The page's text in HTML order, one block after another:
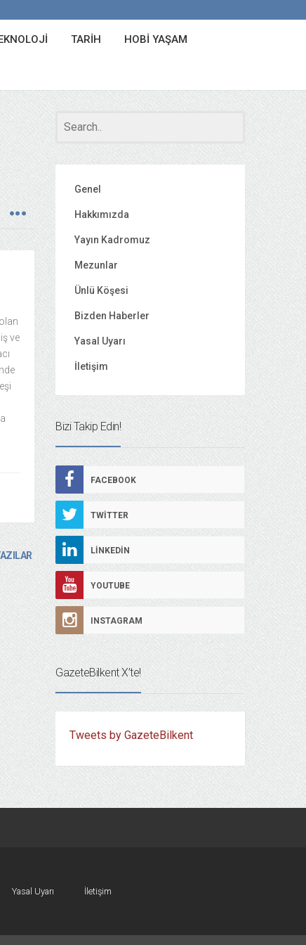
TARIH HOBI YAŞAM
ve
Genel
Hakkımızda
Yayın Kadromuz
Mezunlar
Ünlü Köşesi
Bizden Haberler
Yasal Uyarı
İletişim
Bizi Takip Edin!
FACEBOOK
TWITTER
LINKEDIN
YOUTUBE
INSTAGRAM
GazeteBilkent X’te!
Tweets by GazeteBilkent
Yasal Uyarı İletişim